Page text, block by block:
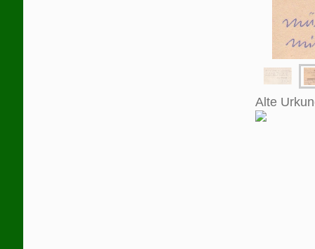
Alte